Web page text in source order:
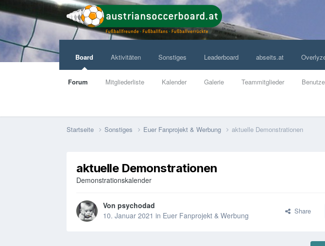
Board
Forum Mitgliederliste Kalender Galerie Teammitglieder
Aktivitäten Sonstiges Leaderboard abseits.at
Startseite Sonstiges Euer Fanprojekt & Werbung aktuelle Demonstrationen
aktuelle Demonstrationen
Demonstrationskalender
Von psychodad
10. Januar 2021 in Euer Fanprojekt & Werbung Share